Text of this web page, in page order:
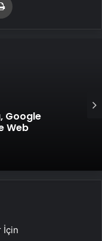
Web
Dijital
İçin